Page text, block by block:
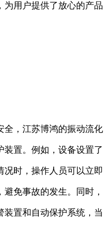
为用户提供了放心的产品
全，江苏博鸿的振动流化
装置。例如，设备设置了
况时，操作人员可以立即
免事故的发生。同时，
置和自动保护系统，当